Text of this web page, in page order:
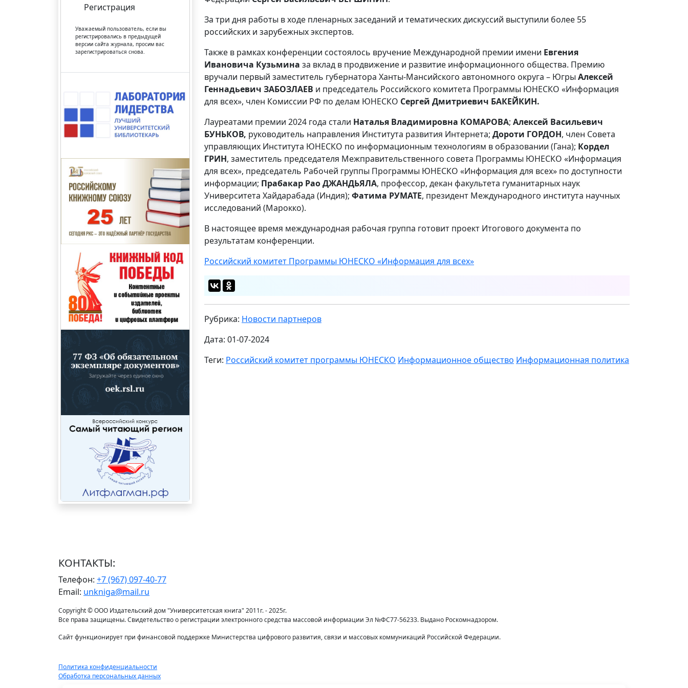
Регистрация
Уважаемый пользователь, если вы
регистрировались в предыдущей
версии сайта журнала, просим вас
зарегистрироваться снова.
За три дня работы в ходе пленарных заседаний и тематических дискуссий выступили более 55
российских и зарубежных экспертов.
Также в рамках конференции состоялось вручение Международной премии имени Евгения
Ивановича Кузьмина за вклад в продвижение и развитие информационного общества. Премию
вручали первый заместитель губернатора Ханты-Мансийского автономного округа – Югры Алексей
Геннадьевич ЗАБОЗЛАЕВ и председатель Российского комитета Программы ЮНЕСКО «Информация
для всех», член Комиссии РФ по делам ЮНЕСКО Сергей Дмитриевич БАКЕЙКИН.
Лауреатами премии 2024 года стали Наталья Владимировна КОМАРОВА; Алексей Васильевич
БУНЬКОВ, руководитель направления Института развития Интернета; Дороти ГОРДОН, член Совета
управляющих Института ЮНЕСКО по информационным технологиям в образовании (Гана); Кордел
ГРИН, заместитель председателя Межправительственного совета Программы ЮНЕСКО «Информация
для всех», председатель Рабочей группы Программы ЮНЕСКО «Информация для всех» по доступности
информации; Прабакар Рао ДЖАНДЬЯЛА, профессор, декан факультета гуманитарных наук
Университета Хайдарабада (Индия); Фатима РУМАТЕ, президент Международного института научных
исследований (Марокко).
В настоящее время международная рабочая группа готовит проект Итогового документа по
результатам конференции.
Российский комитет Программы ЮНЕСКО «Информация для всех»
Рубрика: Новости партнеров
Дата: 01-07-2024
Теги: Российский комитет программы ЮНЕСКО Информационное общество Информационная политика
КОНТАКТЫ:
Телефон: +7 (967) 097-40-77
Email: unkniga@mail.ru
Copyright © ООО Издательский дом "Университетская книга" 2011г. - 2025г.
Все права защищены. Свидетельство о регистрации электронного средства массовой информации Эл №ФС77-56233. Выдано Роскомнадзором.
Сайт функционирует при финансовой поддержке Министерства цифрового развития, связи и массовых коммуникаций Российской Федерации.
Политика конфиденциальности
Обработка персональных данных